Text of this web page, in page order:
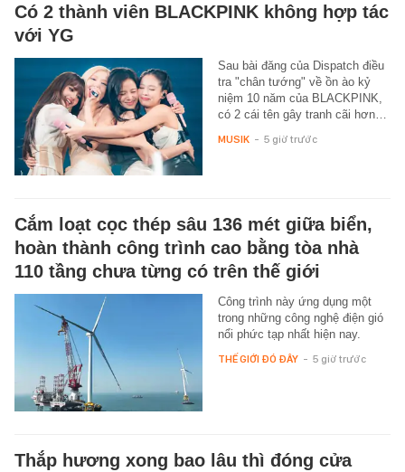
Có 2 thành viên BLACKPINK không hợp tác
với YG
Sau bài đăng của Dispatch điều
tra "chân tướng" về ồn ào kỷ
niệm 10 năm của BLACKPINK,
có 2 cái tên gây tranh cãi hơn…
MUSIK - 5 giờ trước
Cắm loạt cọc thép sâu 136 mét giữa biển,
hoàn thành công trình cao bằng tòa nhà
110 tầng chưa từng có trên thế giới
Công trình này ứng dụng một
trong những công nghệ điện gió
nổi phức tạp nhất hiện nay.
THẾ GIỚI ĐÓ ĐÂY - 5 giờ trước
Thắp hương xong bao lâu thì đóng cửa